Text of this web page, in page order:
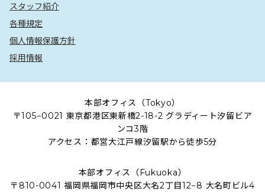
スタッフ紹介
各種規定
個人情報保護方針
採用情報
本部オフィス（Tokyo）
〒105−0021 東京都港区東新橋2-18-2 グラディート汐留ビア
ンコ3階
アクセス：都営大江戸線汐留駅から徒歩5分
本部オフィス（Fukuoka）
〒810-0041 福岡県福岡市中央区大名2丁目12−8 大名町ビル4